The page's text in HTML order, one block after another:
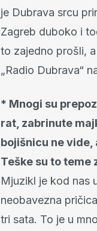
je Dubrava srcu
Zagreb duboko i
to zajedno prošli,
„Radio Dubrava“
* Mnogi su
rat, zabrinute
bojišnicu ne vide,
Teške su to teme
Mjuzikl je kod nas
neobavezna
tri sata. To je u